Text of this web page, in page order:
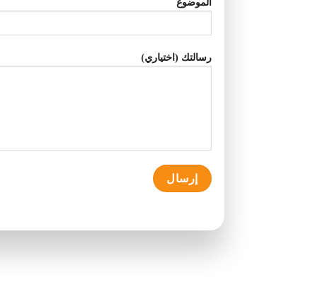
الموضوع
رسالتك (اختياري)